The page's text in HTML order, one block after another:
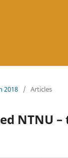
2018 / Articles
NTNU